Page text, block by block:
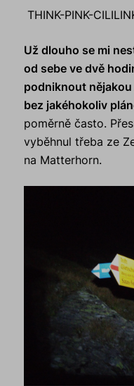
THINK-PINK-
Už dlouho se mi
od sebe ve dvě
podniknout nějakou
bez jakéhokoliv
poměrně často.
vyběhnul třeba ze
na Matterhorn.